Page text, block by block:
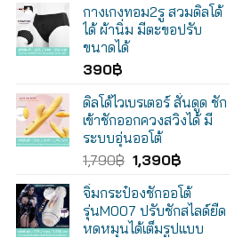
กางเกงทอม2รู สวมดิลโด้
ได้ ผ้านิ่ม มีตะขอปรับ
ขนาดได้
390฿
ดิลโด้ไวเบรเตอร์ สั่นดูด ชัก
เข้าชักออกควงสวิงได้ มี
ระบบอุ่นออโต้
1,790฿ Original
was:
1,790฿.
1,390฿Current
is:
1,390฿.
จิ๋มกระป๋องชักออโต้
รุ่นM007 ปรับชักสไลด์ยืด
หดหมุนได้เต็มรูปแบบ